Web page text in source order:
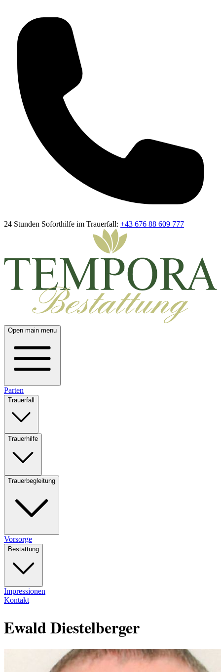
24 Stunden Soforthilfe im Trauerfall: +43 676 88 609 777
Open main menu
Parten
Trauerfall
Trauerhilfe
Trauerbegleitung
Vorsorge
Bestattung
Impressionen
Kontakt
Ewald Diestelberger